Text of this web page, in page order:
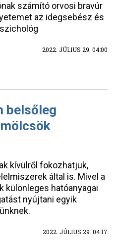
számító orvosi bravúr
az idegsebész és
2022. JÚLIUS 29. 04:00
belsőleg
kívülről fokozhatjuk,
által is. Mivel a
különleges hatóanyagai
nyújtani egyik
2022. JÚLIUS 29. 04:17